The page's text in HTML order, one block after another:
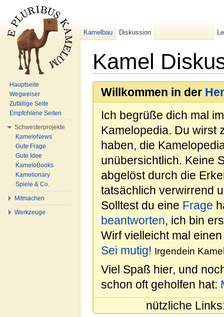
Kamel
Willkommen in der
Ich begrüße dich mal
Kamelopedia. Du wirst
haben, die
unübersichtlich. Keine
abgelöst durch die
tatsächlich verwirrend
Solltest du eine Frage
beantworten, ich bin
Wirf vielleicht mal
Sei mutig! Irgendein
Viel Spaß hier, und
schon oft geholfen hat:
nützliche
Kamelbau Diskussion
Hauptseite
Wegweiser
Zufällige Seite
Empfohlene Seiten
Schwesterprojekte
KameloNews
Gute Frage
Gute Idee
KameloBooks
Kamelionary
Spiele & Co.
Mitmachen
Werkzeuge